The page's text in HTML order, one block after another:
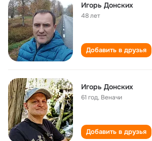
Игорь Донских
48 лет
Добавить в друзья
Игорь Донских
61 год, Веначи
Добавить в друзья